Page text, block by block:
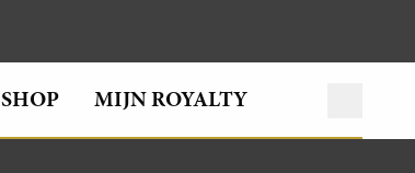
SHOP MIJN ROYALTY